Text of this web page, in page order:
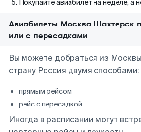
Покупайте авиабилет на неделе, а
Авиабилеты Москва Шахтерск
или с пересадками
Вы можете добраться из
страну Россия двумя способами:
прямым рейсом
рейс с пересадкой
Иногда в расписании могут